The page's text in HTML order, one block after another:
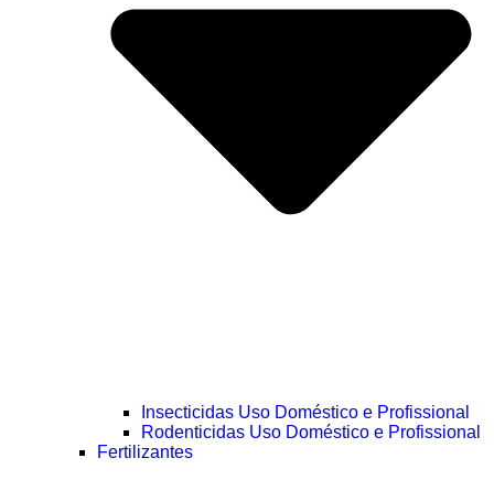
Insecticidas Uso Doméstico e Profissional
Rodenticidas Uso Doméstico e Profissional
Fertilizantes